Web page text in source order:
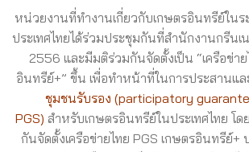
หน่วยงานที่ทำงานเกี่ยวกับเกษตรอินทรีย์ใน
ประเทศไทยได้ร่วมประชุมกันที่สำนักงานกรีนเ
2556 และมีมติร่วมกันจัดตั้งเป็น “เครือข่าย
อินทรีย์+” ขึ้น เพื่อทำหน้าที่ในการประสานแ
ชุมชนรับรอง (participatory
PGS) สำหรับเกษตรอินทรีย์ในประเทศไทย โ
กันจัดตั้งเครือข่ายไทย PGS เกษตรอินทรีย์+